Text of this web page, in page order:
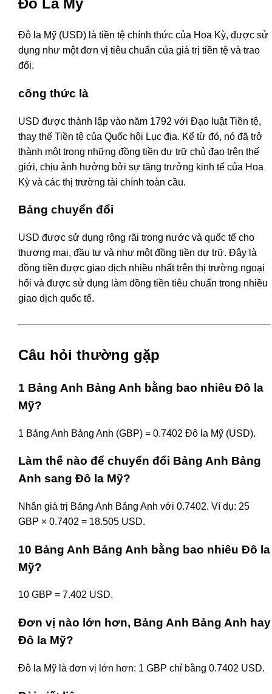
Đô La Mỹ
Đô la Mỹ (USD) là tiền tệ chính thức của Hoa Kỳ, được sử
dụng như một đơn vị tiêu chuẩn của giá trị tiền tệ và trao
đổi.
công thức là
USD được thành lập vào năm 1792 với Đạo luật Tiền tệ,
thay thế Tiền tệ của Quốc hội Lục địa. Kể từ đó, nó đã trở
thành một trong những đồng tiền dự trữ chủ đạo trên thế
giới, chịu ảnh hưởng bởi sự tăng trưởng kinh tế của Hoa
Kỳ và các thị trường tài chính toàn cầu.
Bảng chuyển đổi
USD được sử dụng rộng rãi trong nước và quốc tế cho
thương mại, đầu tư và như một đồng tiền dự trữ. Đây là
đồng tiền được giao dịch nhiều nhất trên thị trường ngoại
hối và được sử dụng làm đồng tiền tiêu chuẩn trong nhiều
giao dịch quốc tế.
Câu hỏi thường gặp
1 Bảng Anh Bảng Anh bằng bao nhiêu Đô la
Mỹ?
1 Bảng Anh Bảng Anh (GBP) = 0.7402 Đô la Mỹ (USD).
Làm thế nào để chuyển đổi Bảng Anh Bảng
Anh sang Đô la Mỹ?
Nhân giá trị Bảng Anh Bảng Anh với 0.7402. Ví dụ: 25
GBP × 0.7402 = 18.505 USD.
10 Bảng Anh Bảng Anh bằng bao nhiêu Đô la
Mỹ?
10 GBP = 7.402 USD.
Đơn vị nào lớn hơn, Bảng Anh Bảng Anh hay
Đô la Mỹ?
Đô la Mỹ là đơn vị lớn hơn: 1 GBP chỉ bằng 0.7402 USD.